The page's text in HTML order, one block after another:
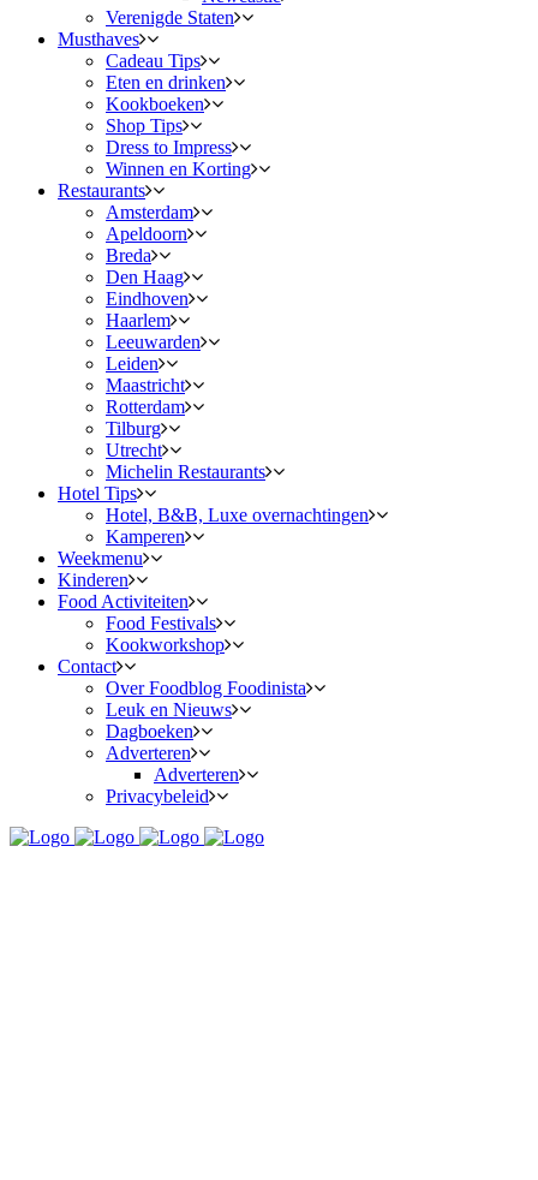
Verenigde Staten
Musthaves
Cadeau Tips
Eten en drinken
Kookboeken
Shop Tips
Dress to Impress
Winnen en Korting
Restaurants
Amsterdam
Apeldoorn
Breda
Den Haag
Eindhoven
Haarlem
Leeuwarden
Leiden
Maastricht
Rotterdam
Tilburg
Utrecht
Michelin Restaurants
Hotel Tips
Hotel, B&B, Luxe overnachtingen
Kamperen
Weekmenu
Kinderen
Food Activiteiten
Food Festivals
Kookworkshop
Contact
Over Foodblog Foodinista
Leuk en Nieuws
Dagboeken
Adverteren
Adverteren
Privacybeleid